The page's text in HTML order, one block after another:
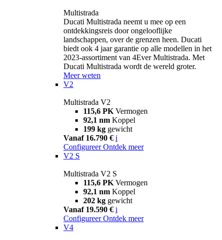
Multistrada
Ducati Multistrada neemt u mee op een
ontdekkingsreis door ongelooflijke
landschappen, over de grenzen heen. Ducati
biedt ook 4 jaar garantie op alle modellen in het
2023-assortiment van 4Ever Multistrada. Met
Ducati Multistrada wordt de wereld groter.
Meer weten
V2
Multistrada V2
115,6 PK Vermogen
92,1 nm Koppel
199 kg gewicht
Vanaf 16.790 € i
Configureer Ontdek meer
V2 S
Multistrada V2 S
115,6 PK Vermogen
92,1 nm Koppel
202 kg gewicht
Vanaf 19.590 € i
Configureer Ontdek meer
V4